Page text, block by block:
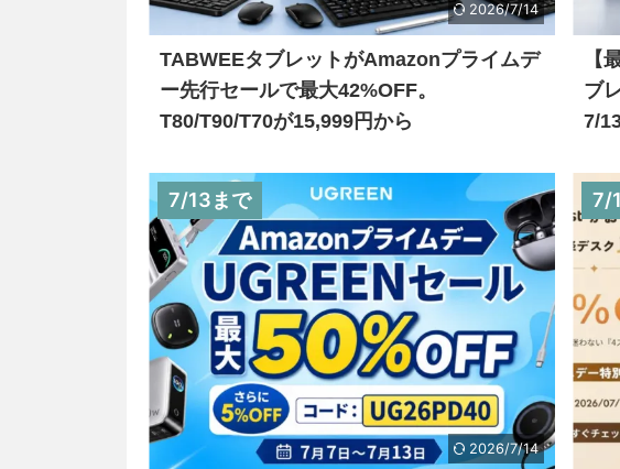
2026/7/14
TABWEEタブレットがAmazonプライムデ
ー先行セールで最大42%OFF。
T80/T90/T70が15,999円から
【
ブ
7/
7/13まで
2026/7/14
7/